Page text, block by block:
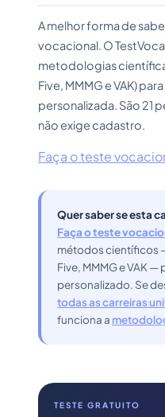
A melhor forma de
vocacional. O
metodologias
Five, MMMG e VAK)
personalizada. São 21
não exige cadastro.
Faça o teste
Quer saber se esta
Faça o teste
métodos científicos
Five, MMMG e VAK
personalizado. Se
todas as carreiras
funciona a
TESTE GRATUITO